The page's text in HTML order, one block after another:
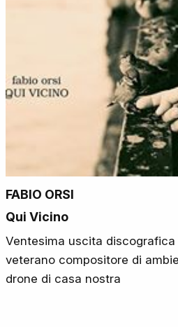
FABIO ORSI
Qui Vicino
Ventesima uscita discografica
veterano compositore di
drone di casa nostra